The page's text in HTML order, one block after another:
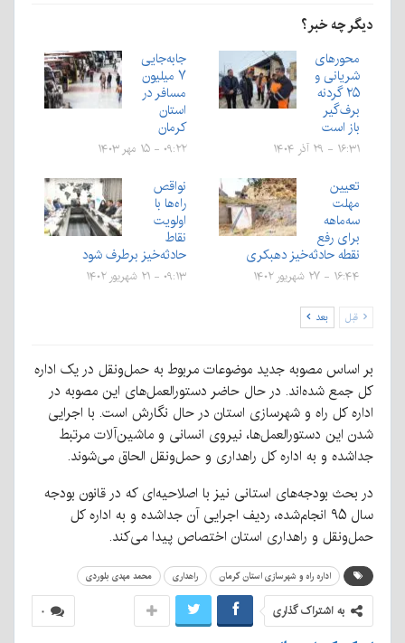
دیگر چه خبر؟
محورهای
شریانی و
۲۵ گردنه
برف‌گیر
باز است
۱۶:۳۱ - ۲۹ آذر ۱۴۰۴
جابه‌جایی
۷ میلیون
مسافر در
استان
کرمان
۰۹:۲۲ - ۱۵ مهر ۱۴۰۳
تعیین
مهلت
سه‌ماهه
برای رفع
نقطه حادثه‌خیز دهبکری
۱۶:۴۴ - ۲۷ شهریور ۱۴۰۲
نواقص
راه‌ها با
اولویت
نقاط
حادثه‌خیز برطرف شود
۰۹:۱۳ - ۲۱ شهریور ۱۴۰۲
قبل بعد
بر اساس مصوبه جدید موضوعات مربوط به حمل‌ونقل دریک اداره
کل جمع شده‌اند. در حال حاضر دستورالعمل‌های این مصوبه در
اداره کل راه و شهرسازی استان در حال نگارش است. با اجرایی
شدن این دستورالعمل‌ها، نیروی انسانی و ماشین‌آلات مرتبط
جداشده و به اداره کل راهداری و حمل‌ونقل الحاق می‌شوند.
در بحث بودجه‌های استانی نیز با اصلاحیه‌ای که در قانون بودجه
سال ۹۵ انجام‌شده، ردیف اجرایی آن جداشده و به اداره کل
حمل‌ونقل و راهداری استان اختصاص پیدا می‌کند.
اداره راه و شهرسازی استان کرمان راهداری محمد مهدی بلوردی
۰ به اشتراک گذاری